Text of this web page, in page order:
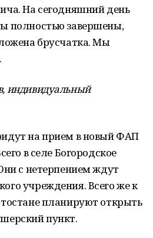
На сегодняшний день
полностью завершены,
брусчатка. Мы
индивидуальный
на прием в новый ФАП
в селе Богородское
с нетерпением ждут
учреждения. Всего же к
планируют открыть
пункт.